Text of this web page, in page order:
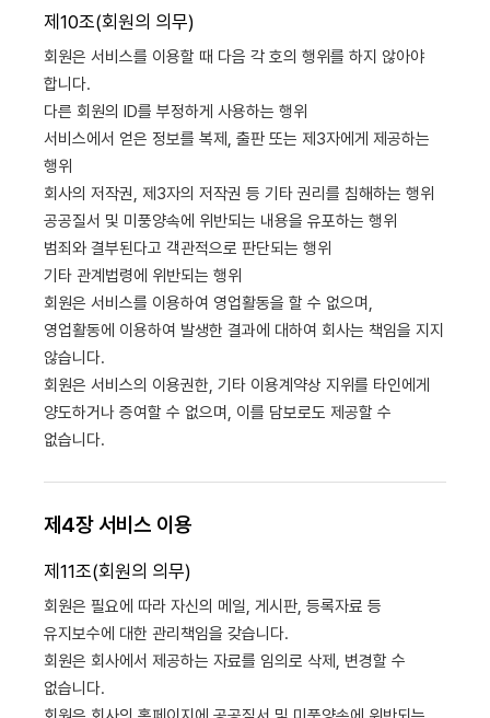
제10조(회원의 의무)
회원은 서비스를 이용할 때 다음 각 호의 행위를 하지 않아야
합니다.
다른 회원의 ID를 부정하게 사용하는 행위
서비스에서 얻은 정보를 복제, 출판 또는 제3자에게 제공하는
행위
회사의 저작권, 제3자의 저작권 등 기타 권리를 침해하는 행위
공공질서 및 미풍양속에 위반되는 내용을 유포하는 행위
범죄와 결부된다고 객관적으로 판단되는 행위
기타 관계법령에 위반되는 행위
회원은 서비스를 이용하여 영업활동을 할 수 없으며,
영업활동에 이용하여 발생한 결과에 대하여 회사는 책임을 지지
않습니다.
회원은 서비스의 이용권한, 기타 이용계약상 지위를 타인에게
양도하거나 증여할 수 없으며, 이를 담보로도 제공할 수
없습니다.
제4장 서비스 이용
제11조(회원의 의무)
회원은 필요에 따라 자신의 메일, 게시판, 등록자료 등
유지보수에 대한 관리책임을 갖습니다.
회원은 회사에서 제공하는 자료를 임의로 삭제, 변경할 수
없습니다.